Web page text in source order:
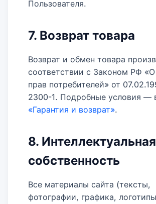
Пользователя.
7. Возврат товара
Возврат и обмен товара
соответствии с Законом РФ
прав потребителей» от
2300-1. Подробные условия —
«Гарантия и возврат».
8. Интеллектуальная
собственность
Все материалы сайта (тексты,
фотографии, графика,